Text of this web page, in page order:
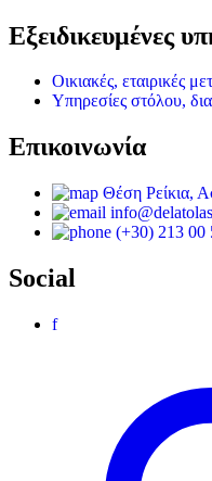
Εξειδικευμένες
Οικιακές, εταιρικές
Υπηρεσίες στόλου,
Επικοινωνία
Θέση Ρείκια,
(+30) 213 00
Social
f